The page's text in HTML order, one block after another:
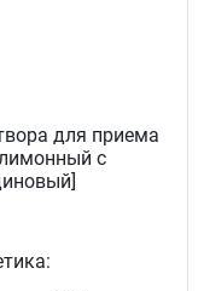
для приема
с